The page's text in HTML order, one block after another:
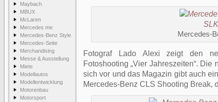
Maybach
MBUX
McLaren
Mercedes me
Mercedes-Benz Style
Mercedes-Seite
Merchandising
Messe & Ausstellung
Miete
Modellautos
Modellentwicklung
Motorenbau
Motorsport
Mercedes-
Fotograf Lado Alexi zeigt den
Fotoshooting „Vier Jahreszeiten“.
sich vor und das Magazin gibt auch
Mercedes-Benz CLS Shooting Break,